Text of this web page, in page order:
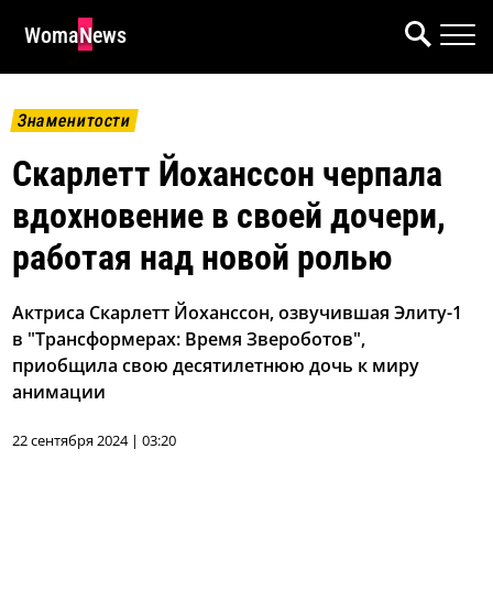
WomaNews
Знаменитости
Скарлетт Йоханссон черпала
вдохновение в своей дочери,
работая над новой ролью
Актриса Скарлетт Йоханссон, озвучившая Элиту-1
в "Трансформерах: Время Звероботов",
приобщила свою десятилетнюю дочь к миру
анимации
22 сентября 2024 | 03:20